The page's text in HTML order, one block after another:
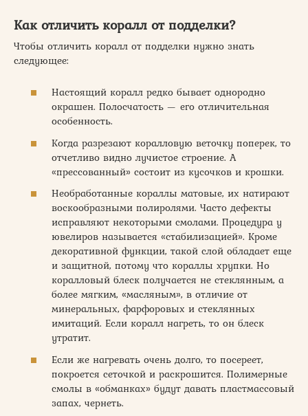
Как отличить коралл от подделки?
Чтобы отличить коралл от подделки нужно знать
следующее:
Настоящий коралл редко бывает однородно
окрашен. Полосчатость — его отличительная
особенность.
Когда разрезают коралловую веточку поперек, то
отчетливо видно лучистое строение. А
«прессованный» состоит из кусочков и крошки.
Необработанные кораллы матовые, их натирают
воскообразными полиролями. Часто дефекты
исправляют некоторыми смолами. Процедура у
ювелиров называется «стабилизацией». Кроме
декоративной функции, такой слой обладает еще
и защитной, потому что кораллы хрупки. Но
коралловый блеск получается не стеклянным, а
более мягким, «масляным», в отличие от
минеральных, фарфоровых и стеклянных
имитаций. Если коралл нагреть, то он блеск
утратит.
Если же нагревать очень долго, то посереет,
покроется сеточкой и раскрошится. Полимерные
смолы в «обманках» будут давать пластмассовый
запах, чернеть.